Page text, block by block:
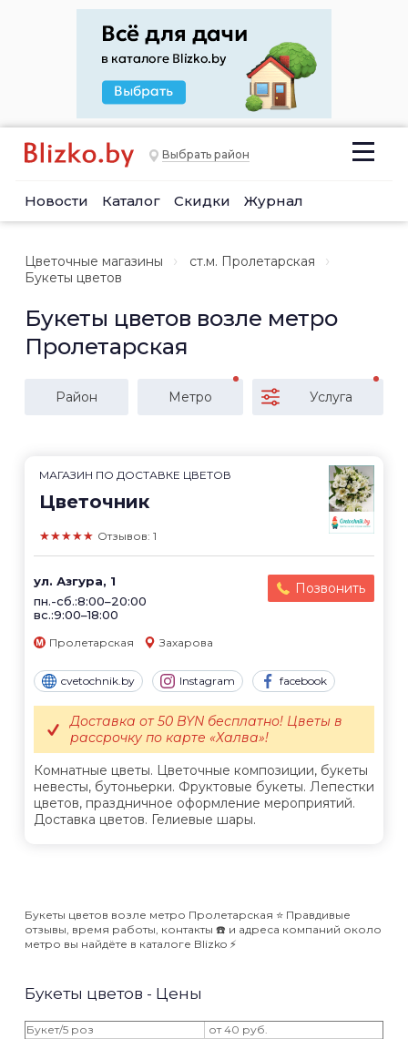
Выбрать район
Новости Каталог Скидки Журнал
Цветочные магазины
ст.м. Пролетарская
Букеты цветов
Букеты цветов возле метро
Пролетарская
Район Метро Услуга
МАГАЗИН ПО ДОСТАВКЕ ЦВЕТОВ
Цветочник
★★★★★ Отзывов: 1
ул. Азгура, 1
пн.-сб.:8:00–20:00
вс.:9:00–18:00
Позвонить
Пролетарская Захарова
cvetochnik.by Instagram facebook
Комнатные цветы. Цветочные композиции, букеты
невесты, бутоньерки. Фруктовые букеты. Лепестки
цветов, праздничное оформление мероприятий.
Доставка цветов. Гелиевые шары.
Доставка от 50 BYN бесплатно! Цветы в
рассрочку по карте «Халва»!
Букеты цветов возле метро Пролетарская ⭐️ Правдивые
отзывы, время работы, контакты ☎️ и адреса компаний около
метро вы найдёте в каталоге Blizko ⚡️
Букеты цветов - Цены
Букет/5 роз
от 40 руб.